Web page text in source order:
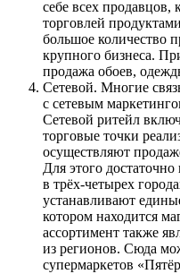
себе всех продавцов,
торговлей
большое количество
крупного бизнеса.
продажа обоев,
Сетевой. Многие
с сетевым
Сетевой ритейл
торговые точки
осуществляют
Для этого
в трёх-четырех
устанавливают
котором находится
ассортимент также
из регионов. Сюда
супермаркетов